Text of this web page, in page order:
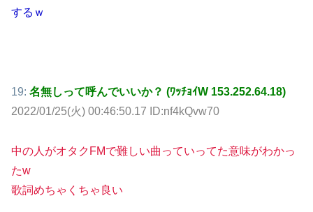
するｗ
19: 名無しって呼んでいいか？ (ﾜｯﾁｮｲW 153.252.64.18)
2022/01/25(火) 00:46:50.17 ID:nf4kQvw70
中の人がオタクFMで難しい曲っていってた意味がわかっ
たw
歌詞めちゃくちゃ良い